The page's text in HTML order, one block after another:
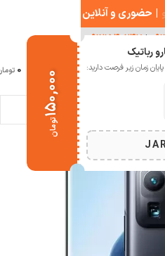
رباتیک
زمان زیر فرصت دارید:
۱۵۰,۰۰۰
تومان
0
| حضوری و آنلاین
| ۰۹۱۲۱۵۴۰۲۴۷